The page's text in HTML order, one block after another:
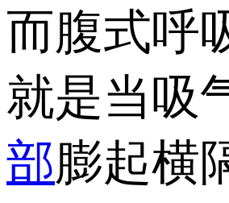
而腹式呼
就是当吸
部膨起横